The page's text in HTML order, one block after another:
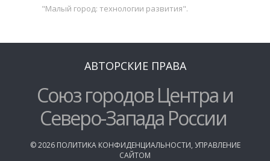
"Малый город: технологии развития".
АВТОРСКИЕ ПРАВА
Союз городов Центра и
Северо-Запада России
©2026 ПОЛИТИКА КОНФИДЕНЦИАЛЬНОСТИ, УПРАВЛЕНИЕ
САЙТОМ